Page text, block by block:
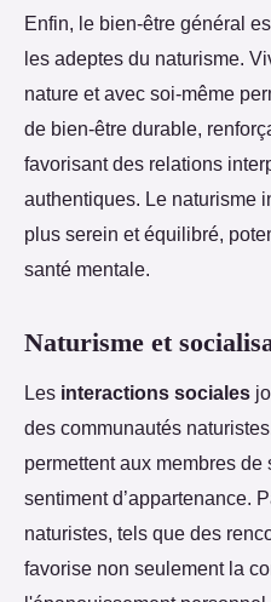
Enfin, le bien-être général
les adeptes du naturisme.
nature et avec soi-même
de bien-être durable,
favorisant des relations
authentiques. Le naturisme
plus serein et équilibré,
santé mentale.
Naturisme et
Les interactions sociales
des communautés
permettent aux membres
sentiment d’appartenance.
naturistes, tels que des
favorise non seulement la